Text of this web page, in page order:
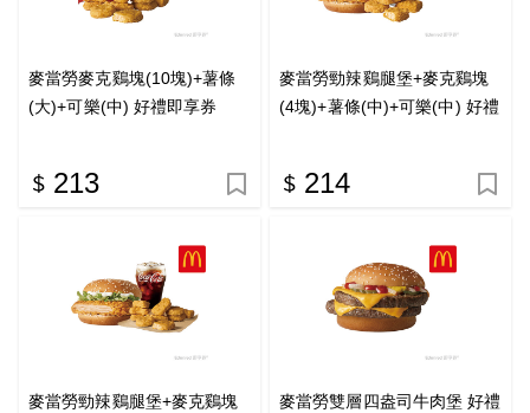
麥當勞麥克鷄塊(10塊)+薯條
(大)+可樂(中) 好禮即享券
213
麥當勞勁辣鷄腿堡+麥克鷄塊
(4塊)+薯條(中)+可樂(中) 好禮
214
麥當勞勁辣鷄腿堡+麥克鷄塊
麥當勞雙層四盎司牛肉堡 好禮